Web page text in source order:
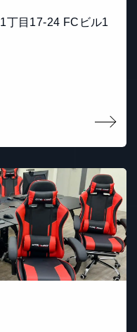
丁目17-24 FCビル1